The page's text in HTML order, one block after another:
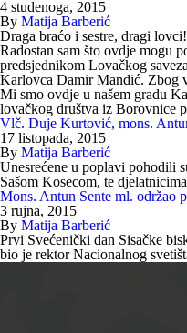
4 studenoga, 2015
By Matija Barberić
Draga braćo i sestre, dragi lovci!
Radostan sam što ovdje mogu
predsjednikom Lovačkog
Karlovca Damir Mandić. Zbog
Mi smo ovdje u našem gradu
lovačkog društva iz Borovnice
Vlč. Duje Kurtović, mons.
17 listopada, 2015
By Matija Barberić
Unesrećene u poplavi pohodili
Sašom Kosecom, te
Mons. Antun Sente ml. održao
3 rujna, 2015
By Matija Barberić
Prvi Svećenički dan Sisačke
bio je rektor Nacionalnog